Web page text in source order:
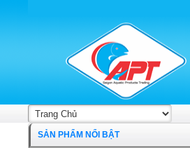
SẢN PHẨM NỔI BẬT